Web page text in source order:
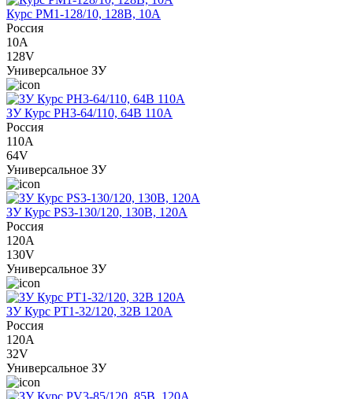
Курс PM1-128/10, 128В, 10А
Россия
10A
128V
Универсальное ЗУ
ЗУ Курс PH3-64/110, 64В 110А
Россия
110A
64V
Универсальное ЗУ
ЗУ Курс PS3-130/120, 130В, 120А
Россия
120A
130V
Универсальное ЗУ
ЗУ Курс PT1-32/120, 32В 120А
Россия
120A
32V
Универсальное ЗУ